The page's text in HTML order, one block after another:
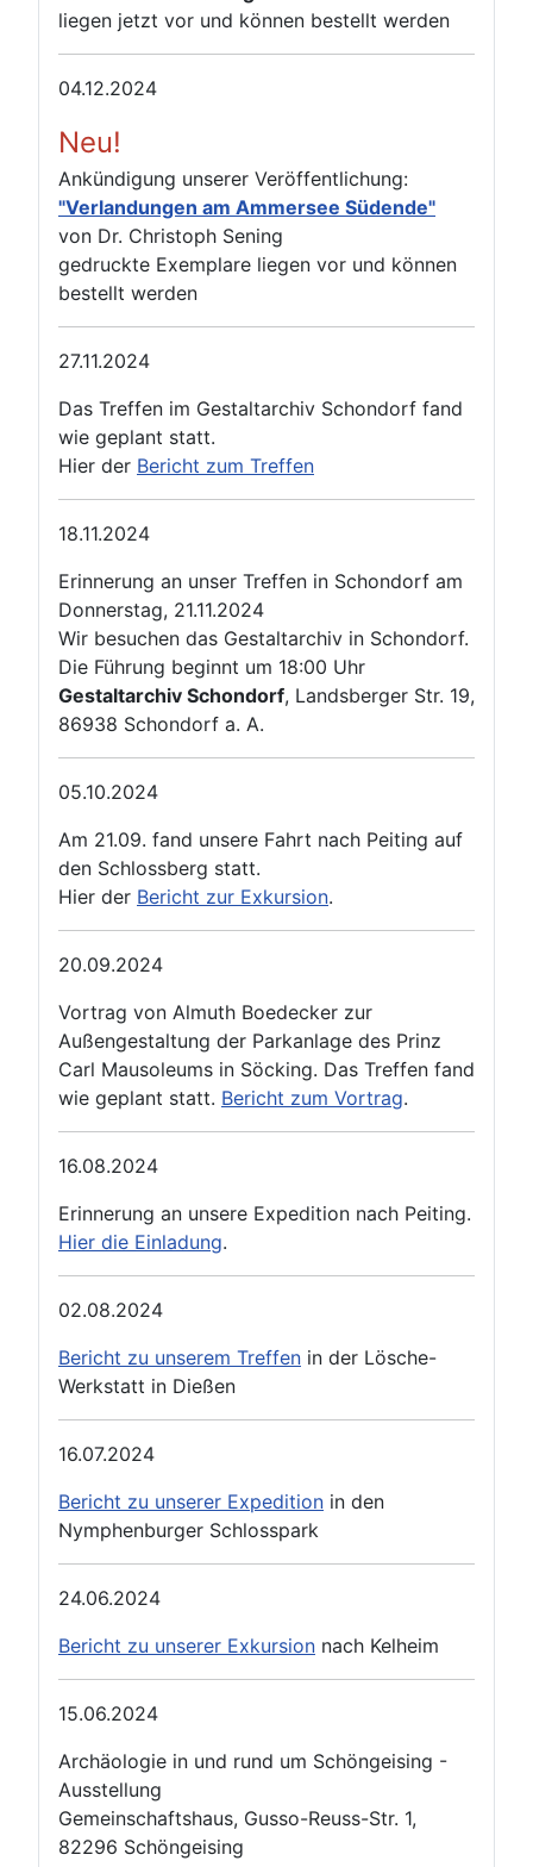
liegen jetzt vor und können bestellt werden
04.12.2024
Neu!
Ankündigung unserer Veröffentlichung:
"Verlandungen am Ammersee Südende"
von Dr. Christoph Sening
gedruckte Exemplare liegen vor und können
bestellt werden
27.11.2024
Das Treffen im Gestaltarchiv Schondorf fand
wie geplant statt.
Hier der Bericht zum Treffen
18.11.2024
Erinnerung an unser Treffen in Schondorf am
Donnerstag, 21.11.2024
Wir besuchen das Gestaltarchiv in Schondorf.
Die Führung beginnt um 18:00 Uhr
Gestaltarchiv Schondorf, Landsberger Str. 19,
86938 Schondorf a. A.
05.10.2024
Am 21.09. fand unsere Fahrt nach Peiting auf
den Schlossberg statt.
Hier der Bericht zur Exkursion.
20.09.2024
Vortrag von Almuth Boedecker zur
Außengestaltung der Parkanlage des Prinz
Carl Mausoleums in Söcking. Das Treffen fand
wie geplant statt. Bericht zum Vortrag.
16.08.2024
Erinnerung an unsere Expedition nach Peiting.
Hier die Einladung.
02.08.2024
Bericht zu unserem Treffen in der Lösche-
Werkstatt in Dießen
16.07.2024
Bericht zu unserer Expedition in den
Nymphenburger Schlosspark
24.06.2024
Bericht zu unserer Exkursion nach Kelheim
15.06.2024
Archäologie in und rund um Schöngeising -
Ausstellung
Gemeinschaftshaus, Gusso-Reuss-Str. 1,
82296 Schöngeising